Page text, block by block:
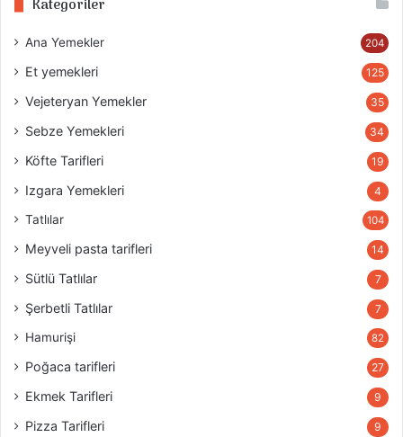
Kategoriler
Ana Yemekler 204
Et yemekleri 125
Vejeteryan Yemekler 35
Sebze Yemekleri 34
Köfte Tarifleri 19
Izgara Yemekleri 4
Tatlılar 104
Meyveli pasta tarifleri 14
Sütlü Tatlılar 7
Şerbetli Tatlılar 7
Hamurişi 82
Poğaca tarifleri 27
Ekmek Tarifleri 9
Pizza Tarifleri 9